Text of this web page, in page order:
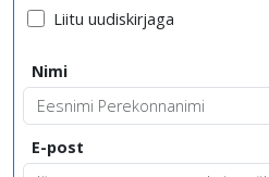
Liitu uudiskirjaga
Nimi
E-post